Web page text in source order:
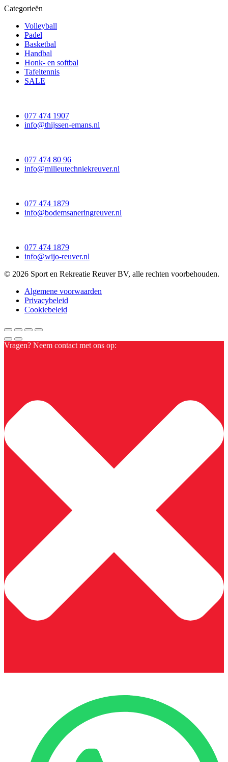
Categorieën
Volleyball
Padel
Basketbal
Handbal
Honk- en softbal
Tafeltennis
SALE
077 474 1907
info@thijssen-emans.nl
077 474 80 96
info@milieutechniekreuver.nl
077 474 1879
info@bodemsaneringreuver.nl
077 474 1879
info@wijo-reuver.nl
© 2026 Sport en Rekreatie Reuver BV, alle rechten voorbehouden.
Algemene voorwaarden
Privacybeleid
Cookiebeleid
Vragen? Neem contact met ons op: